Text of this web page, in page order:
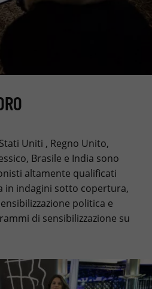
Uniti , Regno Unito,
Brasile e India sono
altamente qualificati
in indagini sotto copertura,
politica e
di sensibilizzazione su